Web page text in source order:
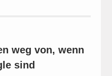
weg von, wenn
sind